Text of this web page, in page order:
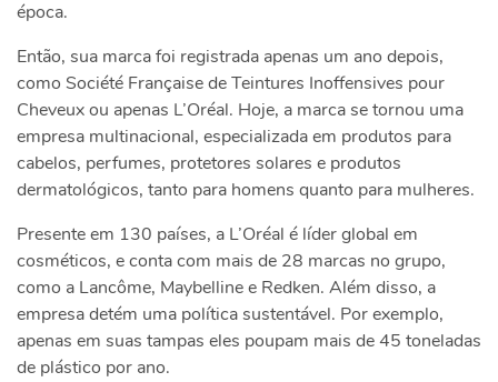
época.
Então, sua marca foi registrada apenas um ano depois,
como Société Française de Teintures Inoffensives pour
Cheveux ou apenas L’Oréal. Hoje, a marca se tornou uma
empresa multinacional, especializada em produtos para
cabelos, perfumes, protetores solares e produtos
dermatológicos, tanto para homens quanto para mulheres.
Presente em 130 países, a L’Oréal é líder global em
cosméticos, e conta com mais de 28 marcas no grupo,
como a Lancôme, Maybelline e Redken. Além disso, a
empresa detém uma política sustentável. Por exemplo,
apenas em suas tampas eles poupam mais de 45 toneladas
de plástico por ano.